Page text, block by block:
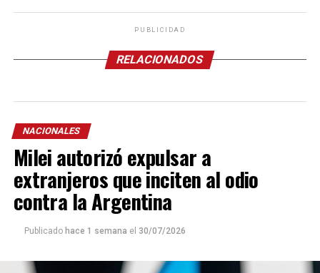
PUBLICIDAD
RELACIONADOS
NACIONALES
Milei autorizó expulsar a
extranjeros que inciten al odio
contra la Argentina
Publicado hace 1 semana el 30/07/2026